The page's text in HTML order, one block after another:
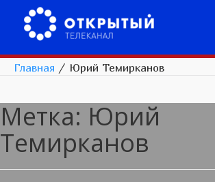
Главная / Юрий Темирканов
Метка: Юрий
Темирканов